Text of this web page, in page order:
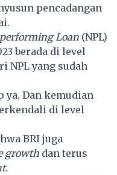
pencadangan
Loan (NPL)
berada di level
NPL yang sudah
ya. Dan kemudian
di level
BRI juga
growth dan terus
.